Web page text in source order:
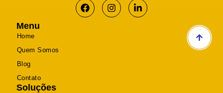
Menu
Home
Quem Somos
Blog
Contato
Soluções